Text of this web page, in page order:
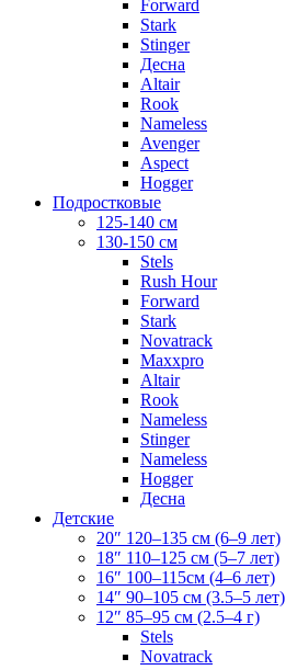
Forward
Stark
Stinger
Десна
Altair
Rook
Nameless
Avenger
Aspect
Hogger
Подростковые
125-140 см
130-150 см
Stels
Rush Hour
Forward
Stark
Novatrack
Maxxpro
Altair
Rook
Nameless
Stinger
Nameless
Hogger
Десна
Детские
20″ 120–135 см (6–9 лет)
18″ 110–125 см (5–7 лет)
16″ 100–115см (4–6 лет)
14″ 90–105 см (3.5–5 лет)
12″ 85–95 см (2.5–4 г)
Stels
Novatrack